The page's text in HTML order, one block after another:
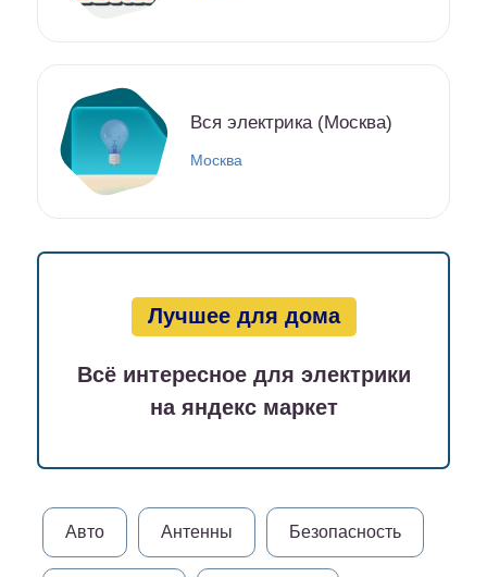
Вся электрика (Москва)
Москва
Лучшее для дома
Всё интересное для электрики
на яндекс маркет
Авто Антенны Безопасность